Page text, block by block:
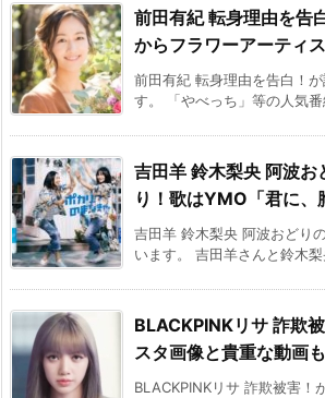
前田有紀 転身理由を告
からフラワーアーティ
前田有紀 転身理由を告白！
す。 「やべっち」等の人気
吉田羊 鈴木梨央 阿波
り！歌はYMO「君に、
吉田羊 鈴木梨央 阿波おどり
います。 吉田羊さんと鈴木
BLACKPINKリサ 詐欺
スタ画像と貴重な動画
BLACKPINKリサ 詐欺被害！